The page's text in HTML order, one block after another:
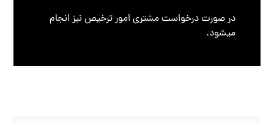
در صورت درخواست مشتری امور ترخیص نیز انجام
میشود.